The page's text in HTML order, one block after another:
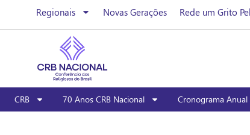
Regionais Novas Gerações Rede um Grito
CRB 70 Anos CRB Nacional Cronograma Anual